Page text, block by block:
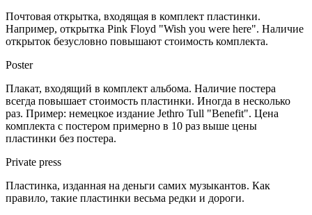
Почтовая открытка, входящая в комплект пластинки.
Например, открытка Pink Floyd "Wish you were here". Наличие
открыток безусловно повышают стоимость комплекта.
Poster
Плакат, входящий в комплект альбома. Наличие постера
всегда повышает стоимость пластинки. Иногда в несколько
раз. Пример: немецкое издание Jethro Tull "Benefit". Цена
комплекта с постером примерно в 10 раз выше цены
пластинки без постера.
Private press
Пластинка, изданная на деньги самих музыкантов. Как
правило, такие пластинки весьма редки и дороги.